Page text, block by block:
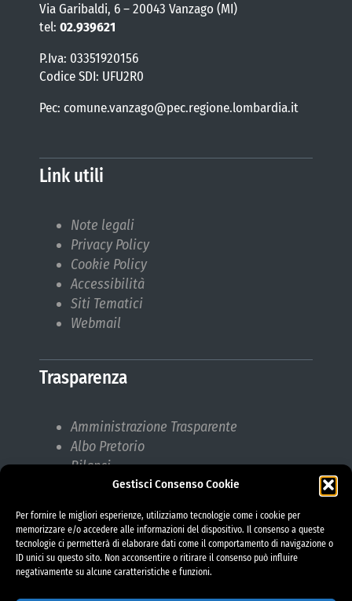
Gestisci Consenso Cookie
Per fornire le migliori esperienze, utilizziamo tecnologie come i cookie per
memorizzare e/o accedere alle informazioni del dispositivo. Il consenso a queste
tecnologie ci permetterà di elaborare dati come il comportamento di navigazione o
ID unici su questo sito. Non acconsentire o ritirare il consenso può influire
negativamente su alcune caratteristiche e funzioni.
Via Garibaldi, 6 – 20043 Vanzago (MI)
tel: 02.939621
P.Iva: 03351920156
Codice SDI: UFU2R0
Pec: comune.vanzago@pec.regione.lombardia.it
Link utili
Note legali
Privacy Policy
Cookie Policy
Accessibilità
Siti Tematici
Webmail
Trasparenza
Amministrazione Trasparente
Albo Pretorio
Bilanci
Bandi di gara
Responsabile protezione dati (RPD)